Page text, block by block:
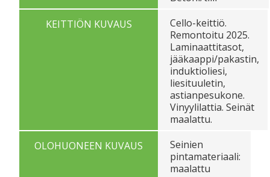
KEITTIÖN KUVAUS
Cello-keittiö.
Remontoitu 2025.
Laminaattitasot,
jääkaappi/pakastin,
induktioliesi,
liesituuletin,
astianpesukone.
Vinyylilattia. Seinät
maalattu.
OLOHUONEEN KUVAUS
Seinien
pintamateriaali:
maalattu